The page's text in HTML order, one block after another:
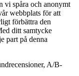
vi spåra och anonymt
webbplats för att
förbättra den
ditt samtycke
part på denna
A/B-